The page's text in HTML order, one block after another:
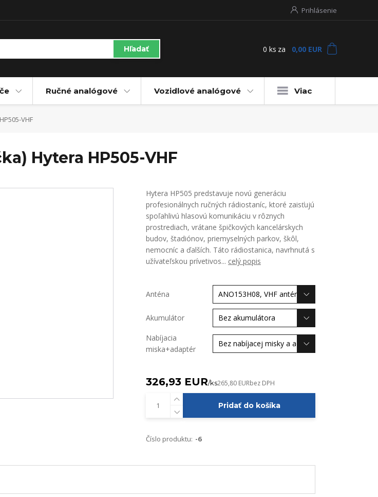
Prihlásenie
Hľadať 0 ks za 0,00 EUR
Ručné analógové Vozidlové analógové Viac
VHF
Hytera HP505-VHF
Hytera HP505 predstavuje novú generáciu
profesionálnych ručných rádiostaníc, ktoré zaisťujú
spoľahlivú hlasovú komunikáciu v rôznych
prostrediach, vrátane špičkových kancelárskych
budov, štadiónov, priemyselných parkov, škôl,
nemocníc a ďalších. Táto rádiostanica, navrhnutá s
užívateľskou prívetivos... celý popis
Anténa
Akumulátor
Nabíjacia
miska+adaptér
326,93 EUR/ks265,80 EURbez DPH
Pridať do košíka
Číslo produktu: -6